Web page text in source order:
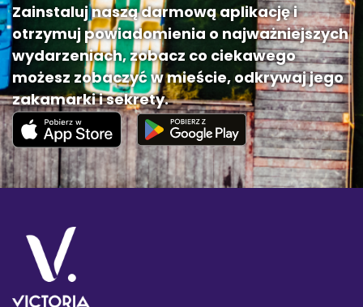
Zainstaluj naszą darmową aplikację i
otrzymuj powiadomienia o najważniejszych
wydarzeniach, zobacz co ciekawego
możesz zobaczyć w mieście, odkrywaj jego
zakamarki i sekrety.